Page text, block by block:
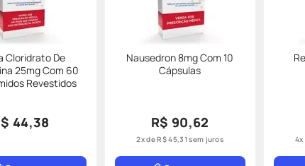
Cloridrato De
25mg Com 60
Revestidos
44,38
Nausedron 8mg Com 10
Cápsulas
R$ 90,62
2x deR$45,31 sem juros 4x